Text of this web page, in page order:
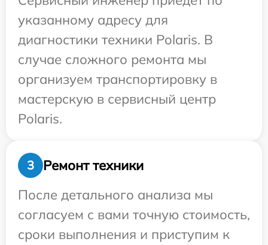
указанному адресу для
диагностики техники Polaris. В
случае сложного ремонта мы
организуем транспортировку в
мастерскую в сервисный центр
Polaris.
3
Ремонт техники
После детального анализа мы
согласуем с вами точную стоимость,
сроки выполнения и приступим к